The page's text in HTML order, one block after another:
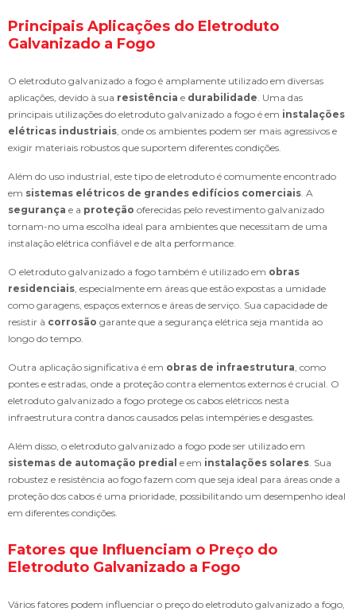
Principais Aplicações do Eletroduto
Galvanizado a Fogo
O eletroduto galvanizado a fogo é amplamente utilizado em diversas
aplicações, devido à sua resistência e durabilidade. Uma das
principais utilizações do eletroduto galvanizado a fogo é em instalações
elétricas industriais, onde os ambientes podem ser mais agressivos e
exigir materiais robustos que suportem diferentes condições.
Além do uso industrial, este tipo de eletroduto é comumente encontrado
em sistemas elétricos de grandes edifícios comerciais. A
segurança e a proteção oferecidas pelo revestimento galvanizado
tornam-no uma escolha ideal para ambientes que necessitam de uma
instalação elétrica confiável e de alta performance.
O eletroduto galvanizado a fogo também é utilizado em obras
residenciais, especialmente em áreas que estão expostas a umidade
como garagens, espaços externos e áreas de serviço. Sua capacidade de
resistir à corrosão garante que a segurança elétrica seja mantida ao
longo do tempo.
Outra aplicação significativa é em obras de infraestrutura, como
pontes e estradas, onde a proteção contra elementos externos é crucial. O
eletroduto galvanizado a fogo protege os cabos elétricos nesta
infraestrutura contra danos causados pelas intempéries e desgastes.
Além disso, o eletroduto galvanizado a fogo pode ser utilizado em
sistemas de automação predial e em instalações solares. Sua
robustez e resistência ao fogo fazem com que seja ideal para áreas onde a
proteção dos cabos é uma prioridade, possibilitando um desempenho ideal
em diferentes condições.
Fatores que Influenciam o Preço do
Eletroduto Galvanizado a Fogo
Vários fatores podem influenciar o preço do eletroduto galvanizado a fogo,